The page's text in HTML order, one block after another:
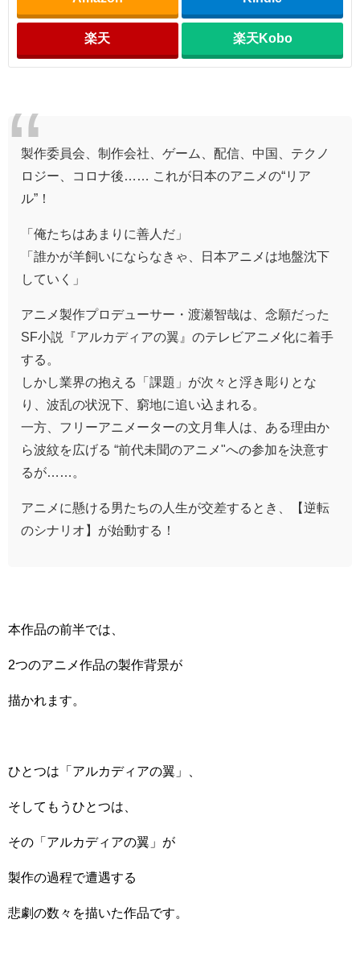
楽天 楽天Kobo
製作委員会、制作会社、ゲーム、配信、中国、テクノ
ロジー、コロナ後…… これが日本のアニメの“リア
ル”！
「俺たちはあまりに善人だ」
「誰かが羊飼いにならなきゃ、日本アニメは地盤沈下
していく」
アニメ製作プロデューサー・渡瀬智哉は、念願だった
SF小説『アルカディアの翼』のテレビアニメ化に着手
する。
しかし業界の抱える「課題」が次々と浮き彫りとな
り、波乱の状況下、窮地に追い込まれる。
一方、フリーアニメーターの文月隼人は、ある理由か
ら波紋を広げる “前代未聞のアニメ"への参加を決意す
るが……。
アニメに懸ける男たちの人生が交差するとき、【逆転
のシナリオ】が始動する！
本作品の前半では、
2つのアニメ作品の製作背景が
描かれます。
ひとつは「アルカディアの翼」、
そしてもうひとつは、
その「アルカディアの翼」が
製作の過程で遭遇する
悲劇の数々を描いた作品です。